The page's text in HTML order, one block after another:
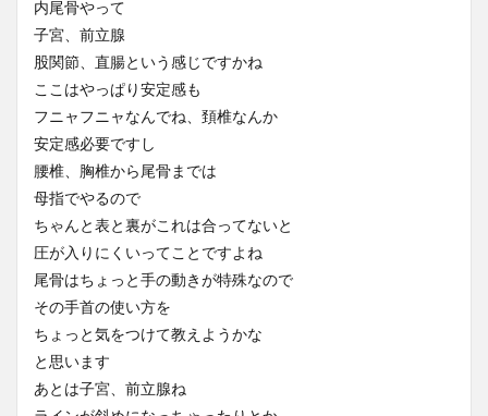
内尾骨やって
子宮、前立腺
股関節、直腸という感じですかね
ここはやっぱり安定感も
フニャフニャなんでね、頚椎なんか
安定感必要ですし
腰椎、胸椎から尾骨までは
母指でやるので
ちゃんと表と裏がこれは合ってないと
圧が入りにくいってことですよね
尾骨はちょっと手の動きが特殊なので
その手首の使い方を
ちょっと気をつけて教えようかな
と思います
あとは子宮、前立腺ね